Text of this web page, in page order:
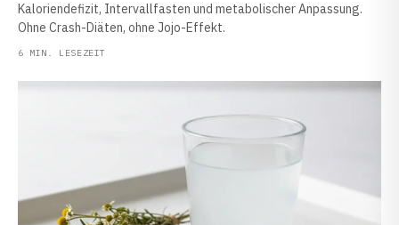
Kaloriendefizit, Intervallfasten und metabolischer Anpassung.
Ohne Crash-Diäten, ohne Jojo-Effekt.
6 MIN. LESEZEIT